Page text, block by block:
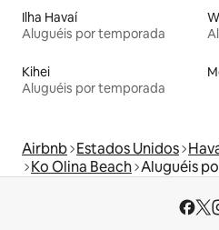
Ilha Havaí
Aluguéis por temporada
Kihei
Aluguéis por temporada
Airbnb Estados Unidos
Ko Olina Beach Aluguéis